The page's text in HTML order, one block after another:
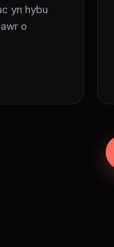
yn hybu
o